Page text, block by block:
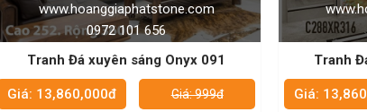
bằng. Theo đó, khi thi công người ta thường lắp đặt hệ
vô cùng huyền diệu trong nhà.
www.hoanggiaphatstone.com
0972 101 656
Tranh Đá xuyên sáng Onyx 099
Giá: 13,860,000đ Giá: 999đ
Tranh
Giá: